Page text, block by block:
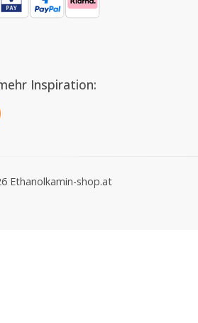
Inspiration:
Ethanolkamin-shop.at